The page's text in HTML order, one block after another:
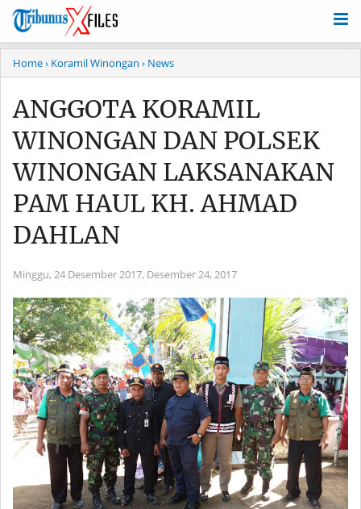
Home› Koramil Winongan › News
ANGGOTA KORAMIL
WINONGAN DAN POLSEK
WINONGAN LAKSANAKAN
PAM HAUL KH. AHMAD
DAHLAN
Minggu, 24 Desember 2017, Desember 24, 2017